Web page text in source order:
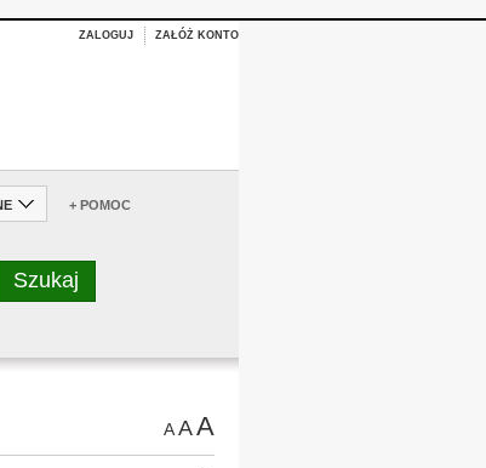
ZALOGUJ ZAŁÓŻ KONTO
+ POMOC
AAA